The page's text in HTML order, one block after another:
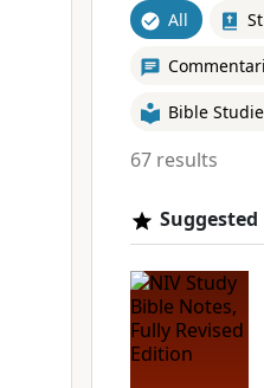
All
Bible
67 results
Suggested